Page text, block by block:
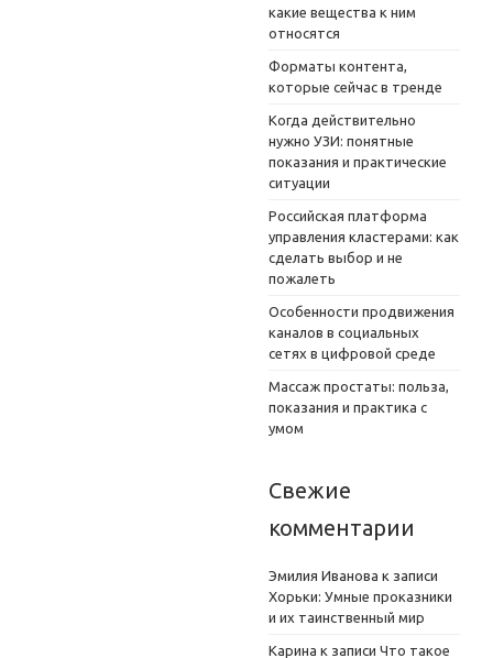
какие вещества к ним
относятся
Форматы контента,
которые сейчас в тренде
Когда действительно
нужно УЗИ: понятные
показания и практические
ситуации
Российская платформа
управления кластерами: как
сделать выбор и не
пожалеть
Особенности продвижения
каналов в социальных
сетях в цифровой среде
Массаж простаты: польза,
показания и практика с
умом
Свежие
комментарии
Эмилия Иванова к записи
Хорьки: Умные проказники
и их таинственный мир
Карина к записи Что такое